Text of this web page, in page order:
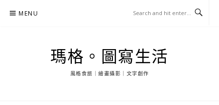
MENU
瑪格。圖寫生活
風格食旅｜繪畫攝影｜文字創作